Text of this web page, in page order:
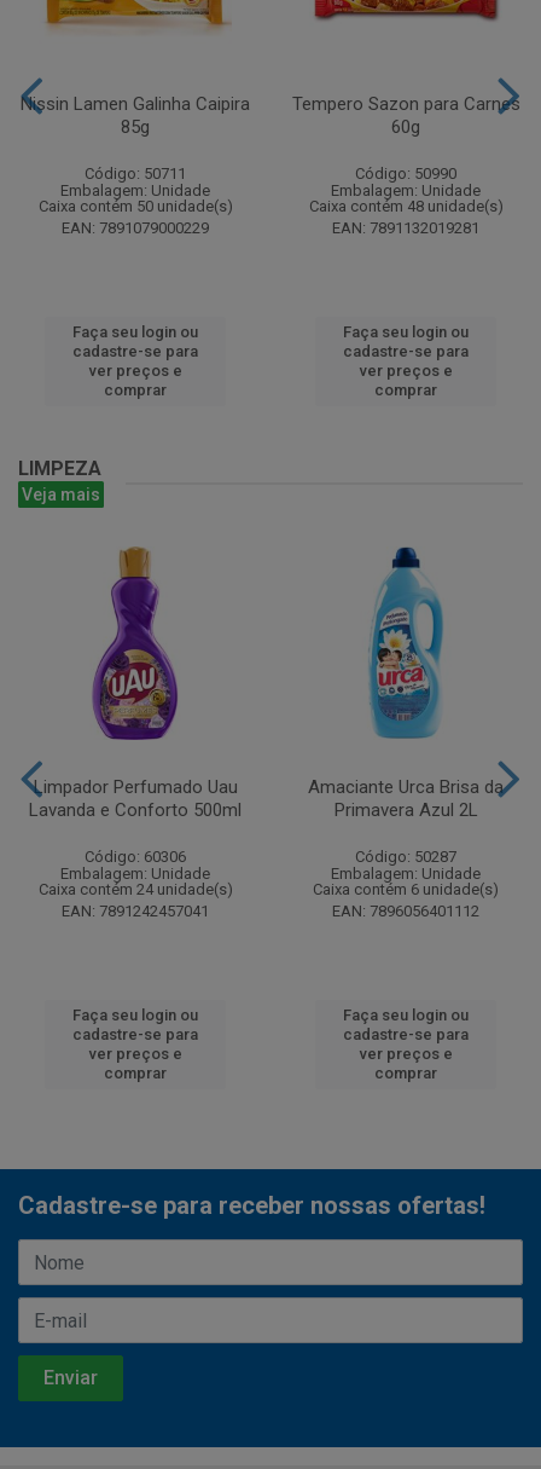
Nissin Lamen Galinha Caipira
85g
Código: 50711
Embalagem: Unidade
Caixa contém 50 unidade(s)
EAN: 7891079000229
Faça seu login ou
cadastre-se para
ver preços e
comprar
Tempero Sazon para Carnes
60g
Código: 50990
Embalagem: Unidade
Caixa contém 48 unidade(s)
EAN: 7891132019281
Faça seu login ou
cadastre-se para
ver preços e
comprar
LIMPEZA
Veja mais
Limpador Perfumado Uau
Lavanda e Conforto 500ml
Código: 60306
Embalagem: Unidade
Caixa contém 24 unidade(s)
EAN: 7891242457041
Faça seu login ou
cadastre-se para
ver preços e
comprar
Amaciante Urca Brisa da
Primavera Azul 2L
Código: 50287
Embalagem: Unidade
Caixa contém 6 unidade(s)
EAN: 7896056401112
Faça seu login ou
cadastre-se para
ver preços e
comprar
Cadastre-se para receber nossas ofertas!